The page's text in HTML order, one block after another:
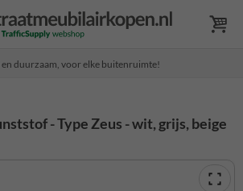
duurzaam, voor elke buitenruimte!
- Type Zeus - wit, grijs, beige